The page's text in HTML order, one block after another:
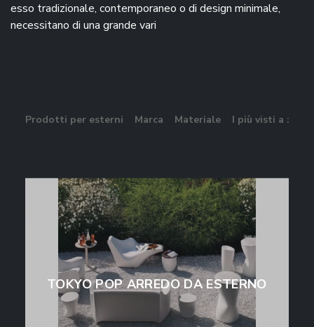
esso tradizionale, contemporaneo o di design minimale,
necessitano di una grande vari
Prodotti per esterni Marca Materiale I più visti a :
TOKYO POP ARREDO DA ESTERNO